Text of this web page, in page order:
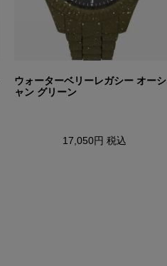
ウォーターベリーレガシー オーシ
ャン グリーン
17,050円 税込